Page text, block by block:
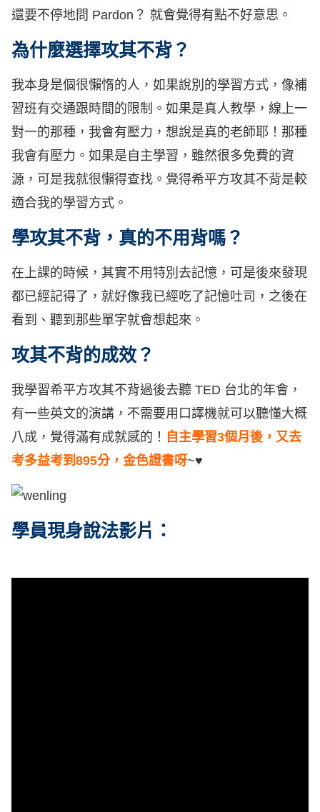
還要不停地問 Pardon？ 就會覺得有點不好意思。
為什麼選擇攻其不背？
我本身是個很懶惰的人，如果說別的學習方式，像補
習班有交通跟時間的限制。如果是真人教學，線上一
對一的那種，我會有壓力，想說是真的老師耶！那種
我會有壓力。如果是自主學習，雖然很多免費的資
源，可是我就很懶得查找。覺得希平方攻其不背是較
適合我的學習方式。
學攻其不背，真的不用背嗎？
在上課的時候，其實不用特別去記憶，可是後來發現
都已經記得了，就好像我已經吃了記憶吐司，之後在
看到、聽到那些單字就會想起來。
攻其不背的成效？
我學習希平方攻其不背過後去聽 TED 台北的年會，
有一些英文的演講，不需要用口譯機就可以聽懂大概
八成，覺得滿有成就感的！
自主學習3個月後，又去
考多益考到895分，金色證書呀~♥
學員現身說法影片：